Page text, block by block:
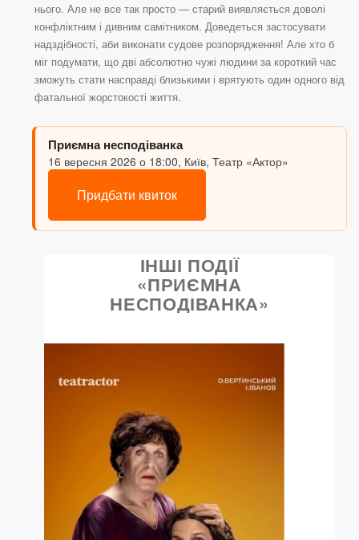
нього. Але не все так просто — старий виявляється доволі
конфліктним і дивним самітником. Доведеться застосувати
надздібності, аби виконати судове розпорядження! Але хто б
міг подумати, що дві абсолютно чужі людини за короткий час
зможуть стати насправді близькими і врятують один одного від
фатальної жорстокості життя.
Приємна несподіванка
16 вересня 2026 о 18:00, Київ, Театр «Актор»
Придбати квиток
ІНШІ ПОДІЇ
«ПРИЄМНА
НЕСПОДІВАНКА»